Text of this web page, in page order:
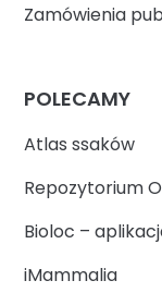
Zamówienia
POLECAMY
Atlas ssaków
Repozytorium
Bioloc –
iMammalia